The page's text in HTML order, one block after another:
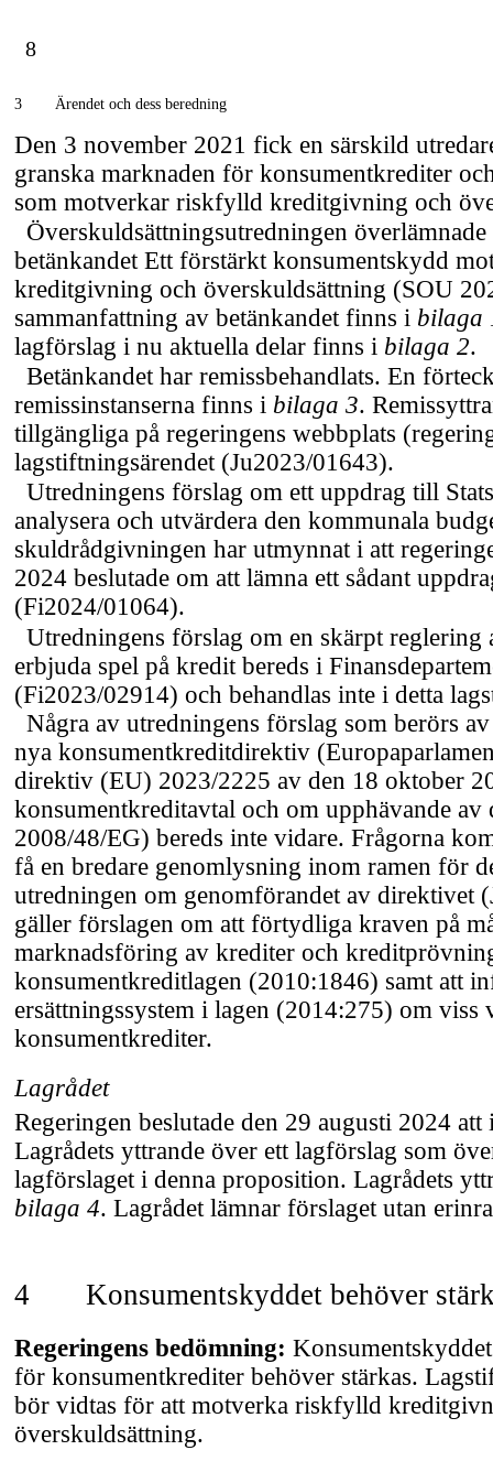
8
3 Ärendet och dess beredning
Den 3 november 2021 fick en särskild
granska marknaden för konsumentkrediter
som motverkar riskfylld kreditgivning och
Överskuldsättningsutredningen
betänkandet Ett förstärkt konsumentskydd
kreditgivning och överskuldsättning (SOU
sammanfattning av betänkandet finns i bilaga
lagförslag i nu aktuella delar finns i bilaga 2.
Betänkandet har remissbehandlats. En
remissinstanserna finns i bilaga 3.
tillgängliga på regeringens webbplats
lagstiftningsärendet (Ju2023/01643).
Utredningens förslag om ett uppdrag till
analysera och utvärdera den kommunala
skuldrådgivningen har utmynnat i att
2024 beslutade om att lämna ett sådant
(Fi2024/01064).
Utredningens förslag om en skärpt reglering
erbjuda spel på kredit bereds i
(Fi2023/02914) och behandlas inte i detta
Några av utredningens förslag som berörs
nya konsumentkreditdirektiv
direktiv (EU) 2023/2225 av den 18 oktober
konsumentkreditavtal och om upphävande
2008/48/EG) bereds inte vidare. Frågorna
få en bredare genomlysning inom ramen för
utredningen om genomförandet av direktivet
gäller förslagen om att förtydliga kraven på
marknadsföring av krediter och
konsumentkreditlagen (2010:1846) samt att
ersättningssystem i lagen (2014:275) om viss
konsumentkrediter.
Lagrådet
Regeringen beslutade den 29 augusti 2024 att
Lagrådets yttrande över ett lagförslag som
lagförslaget i denna proposition. Lagrådets
bilaga 4. Lagrådet lämnar förslaget utan
4 Konsumentskyddet behöver
Regeringens bedömning:
för konsumentkrediter behöver stärkas.
bör vidtas för att motverka riskfylld
överskuldsättning.